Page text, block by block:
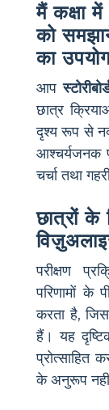
मैं कक्षा में
को
का
आप
छात्र
दृश्य रूप से
आश्चर्यजनक
चर्चा तथा
छात्रों के
परीक्षण
परिणामों
करता है,
हैं। यह
प्रोत्साहित
के अनुरूप नहीं